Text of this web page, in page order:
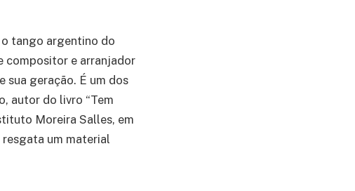
tango argentino do
compositor e arranjador
sua geração. É um dos
autor do livro “Tem
Moreira Salles, em
resgata um material